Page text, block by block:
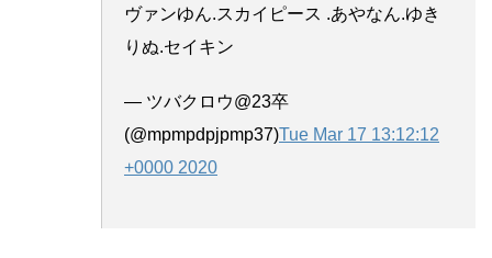
ヴァンゆん.スカイピース .あやなん.ゆき
りぬ.セイキン
— ツバクロウ@23卒
(@mpmpdpjpmp37)Tue Mar 17 13:12:12
+0000 2020